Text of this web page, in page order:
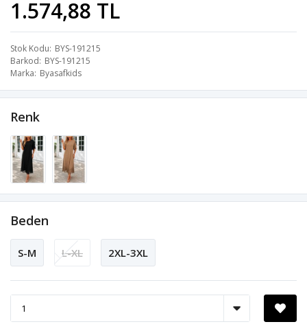
1.574,88 TL
Stok Kodu BYS-191215
Barkod BYS-191215
Marka Byasafkids
Renk
Beden
S-M L-XL 2XL-3XL